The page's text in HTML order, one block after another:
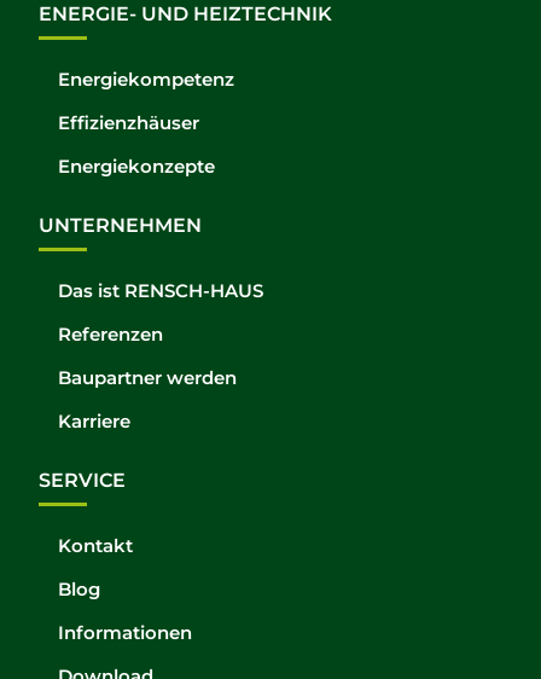
ENERGIE- UND HEIZTECHNIK
Energiekompetenz
Effizienzhäuser
Energiekonzepte
UNTERNEHMEN
Das ist RENSCH-HAUS
Referenzen
Baupartner werden
Karriere
SERVICE
Kontakt
Blog
Informationen